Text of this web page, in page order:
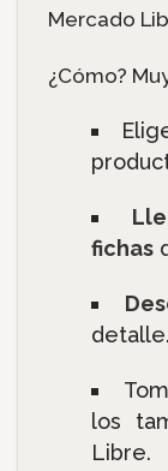
Mercado
¿Cómo?
fichas
detalle.
los
Libre.